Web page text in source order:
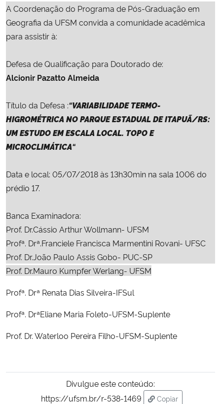
Ministério da Cidadania
Ministério da Saúde
Ministério de Minas e Energia
Ministério do Meio Ambiente
Ministério do Turismo
Controladoria-Geral da União
Ministério da Mulher, da Família e dos Direitos Humanos
Secretaria-Geral
Secretaria de Governo
Gabinete de Segurança Institucional
Planalto
A Coordenação do Programa de Pós-Graduação em
Geografia da UFSM convida a comunidade acadêmica
para assistir à:
Defesa de Qualificação para Doutorado de:
Alcionir Pazatto Almeida
Título da Defesa :“VARIABILIDADE TERMO-
HIGROMÉTRICA NO PARQUE ESTADUAL DE ITAPUÃ/RS:
UM ESTUDO EM ESCALA LOCAL. TOPO E
MICROCLIMÁTICA“
Data e local: 05/07/2018 às 13h30min na sala 1006 do
prédio 17.
Banca Examinadora:
Prof. Dr.Cássio Arthur Wollmann- UFSM
Profª. Drª.Franciele Francisca Marmentini Rovani- UFSC
Prof. Dr.João Paulo Assis Gobo- PUC-SP
Prof. Dr.Mauro Kumpfer Werlang- UFSM
Profª. Drª Renata Dias Silveira-IFSul
Profª. DrªEliane Maria Foleto-UFSM-Suplente
Prof. Dr. Waterloo Pereira Filho-UFSM-Suplente
Divulgue este conteúdo:
https://ufsm.br/r-538-1469
Copiar